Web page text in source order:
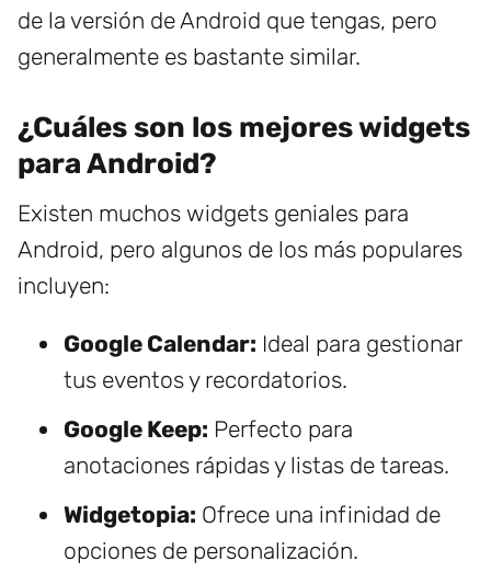
de la versión de Android que tengas, pero
generalmente es bastante similar.
¿Cuáles son los mejores widgets
para Android?
Existen muchos widgets geniales para
Android, pero algunos de los más populares
incluyen:
Google Calendar: Ideal para gestionar
tus eventos y recordatorios.
Google Keep: Perfecto para
anotaciones rápidas y listas de tareas.
Widgetopia: Ofrece una infinidad de
opciones de personalización.